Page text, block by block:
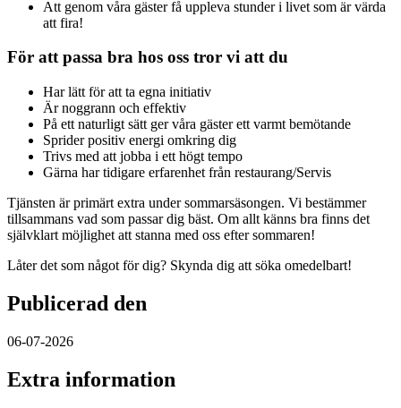
Att genom våra gäster få uppleva stunder i livet som är värda
att fira!
För att passa bra hos oss tror vi att du
Har lätt för att ta egna initiativ
Är noggrann och effektiv
På ett naturligt sätt ger våra gäster ett varmt bemötande
Sprider positiv energi omkring dig
Trivs med att jobba i ett högt tempo
Gärna har tidigare erfarenhet från restaurang/Servis
Tjänsten är primärt extra under sommarsäsongen. Vi bestämmer
tillsammans vad som passar dig bäst. Om allt känns bra finns det
självklart möjlighet att stanna med oss efter sommaren!
Låter det som något för dig? Skynda dig att söka omedelbart!
Publicerad den
06-07-2026
Extra information